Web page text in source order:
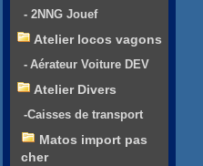
- 2NNG Jouef
Atelier locos vagons
- Aérateur Voiture DEV
Atelier Divers
-Caisses de transport
Matos import pas
cher